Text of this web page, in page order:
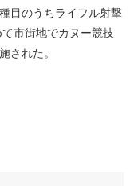
目のうちライフル射撃
て市街地でカヌー競技
された。